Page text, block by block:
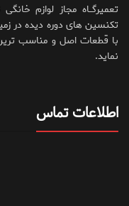
تعمیرگــاه مجاز لوازم
تکنسین های دوره دیده در
با قطعات اصل و مناسب
نماید.
اطلاعات تماس